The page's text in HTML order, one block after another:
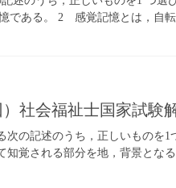
である。 2 感覚記憶とは，自
）社会福祉士国家試
次の記述のうち，正しいもの
覚される部分を地，背景とな